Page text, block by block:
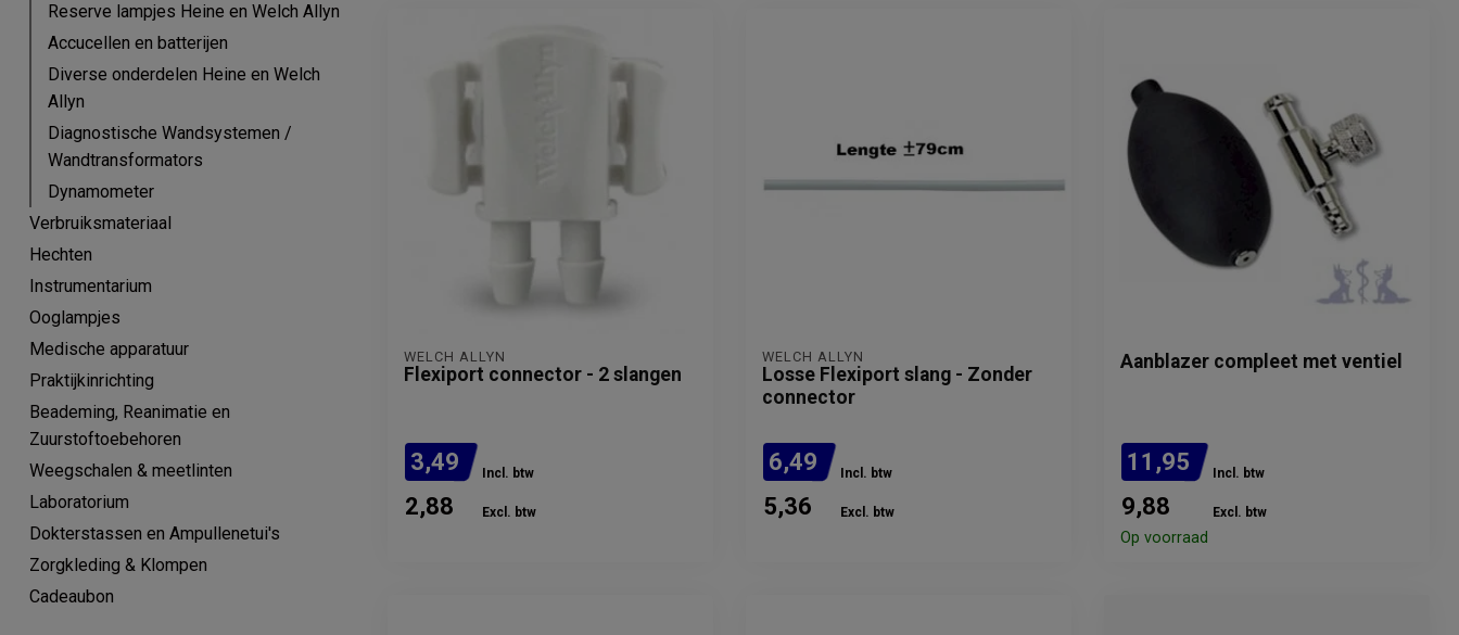
Reserve lampjes Heine en Welch Allyn
Accucellen en batterijen
Diverse onderdelen Heine en Welch
Allyn
Diagnostische Wandsystemen /
Wandtransformators
Dynamometer
Verbruiksmateriaal
Hechten
Instrumentarium
Ooglampjes
Medische apparatuur
Praktijkinrichting
Beademing, Reanimatie en
Zuurstoftoebehoren
Weegschalen & meetlinten
Laboratorium
Dokterstassen en Ampullenetui's
Zorgkleding & Klompen
Cadeaubon
WELCH ALLYN
Flexiport connector - 2 slangen
3,49 Incl. btw
2,88 Excl. btw
WELCH ALLYN
Losse Flexiport slang - Zonder
connector
6,49 Incl. btw
5,36 Excl. btw
Aanblazer compleet met ventiel
11,95 Incl. btw
9,88 Excl. btw
Op voorraad